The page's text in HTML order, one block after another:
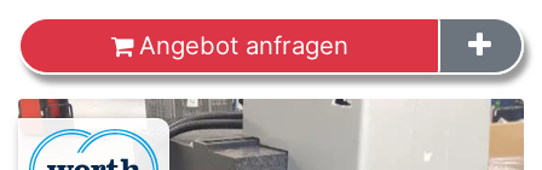
Angebot anfragen
Images